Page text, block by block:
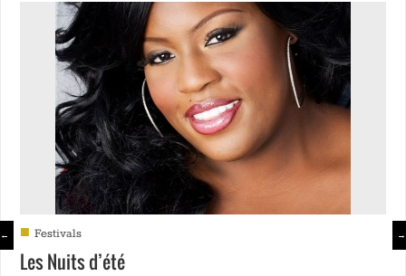
← →
■ Festivals
Les Nuits d’été